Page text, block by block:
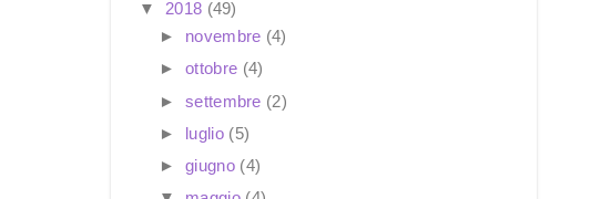
▼ 2018 (49)
► novembre (4)
►ottobre (4)
►settembre (2)
► luglio (5)
►giugno (4)